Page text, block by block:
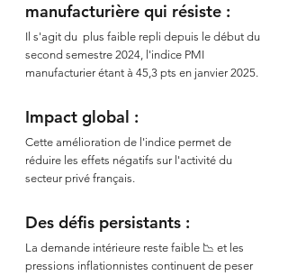
manufacturière qui résiste :
Il s'agit du  plus faible repli depuis le début du
second semestre 2024, l'indice PMI
manufacturier étant à 45,3 pts en janvier 2025.
Impact global :
Cette amélioration de l'indice permet de
réduire les effets négatifs sur l'activité du
secteur privé français.
Des défis persistants :
La demande intérieure reste faible 📉 et les
pressions inflationnistes continuent de peser